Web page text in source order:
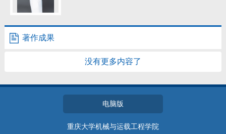
社会实践
招生信息
我的相册
著作成果
没有更多内容了
电脑版
重庆大学机械与运载工程学院